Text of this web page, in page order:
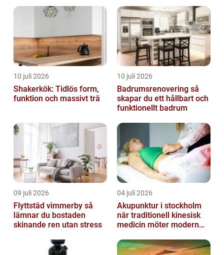
10 juli 2026
Shakerkök: Tidlös form,
funktion och massivt trä
10 juli 2026
Badrumsrenovering så
skapar du ett hållbart och
funktionellt badrum
09 juli 2026
Flyttstäd vimmerby så
lämnar du bostaden
skinande ren utan stress
04 juli 2026
Akupunktur i stockholm
när traditionell kinesisk
medicin möter modern